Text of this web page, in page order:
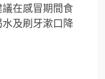
在感冒期間食
及刷牙漱口降